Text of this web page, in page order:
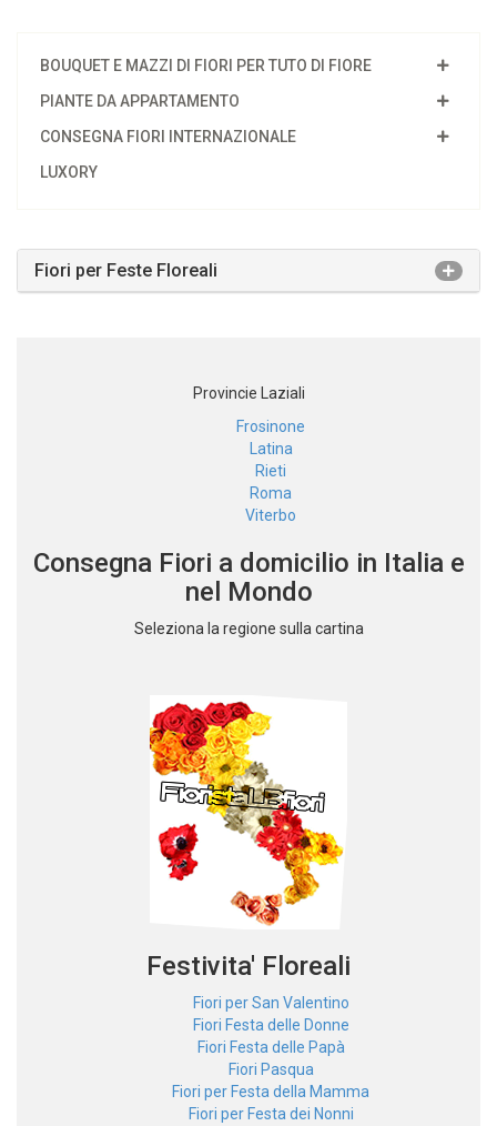
Fiori per Feste Floreali
Provincie Laziali
Frosinone
Latina
Rieti
Roma
Consegna Fiori a domicilio in Italia e
nel Mondo
Festivita' Floreali
Fiori per San Valentino
Fiori Festa delle Donne
Fiori Festa delle Papà
Fiori Pasqua
Fiori per Festa della Mamma